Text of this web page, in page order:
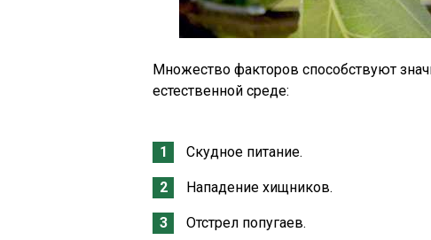
Множество факторов способствуют
естественной среде:
Скудное питание.
Нападение хищников.
Отстрел попугаев.